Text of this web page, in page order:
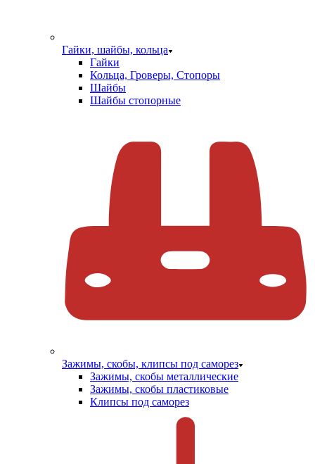
Гайки, шайбы, кольца
Гайки
Кольца, Гроверы, Стопоры
Шайбы
Шайбы стопорные
Зажимы, скобы, клипсы под саморез
Зажимы, скобы металлические
Зажимы, скобы пластиковые
Клипсы под саморез